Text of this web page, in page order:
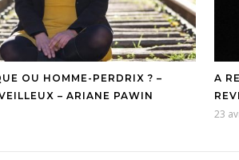
OU HOMME-PERDRIX ? –
– ARIANE PAWIN
A
23